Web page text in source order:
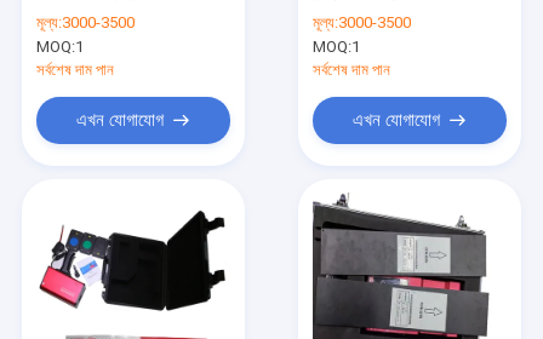
অ্যান্টি স্ক্র্যাচ
মূল্য:3000-3500
MOQ:1
সর্বশেষ দাম পান
এখন যোগাযোগ
মূল্য:3000-3500
MOQ:1
সর্বশেষ দাম পান
এখন যোগাযোগ